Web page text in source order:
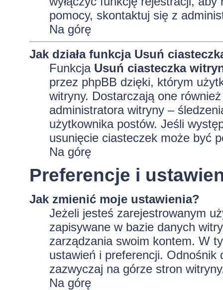
pomocy, skontaktuj się z
Na górę
Jak działa funkcja Usuń
Funkcja Usuń ciasteczka
przez phpBB dzięki, którym
witryny. Dostarczają one
administratora witryny –
użytkownika postów. Jeśli
usunięcie ciasteczek może być
Na górę
Preferencje i
Jak zmienić moje ustawienia?
Jeżeli jesteś zarejestrowanym
zapisywane w bazie danych
zarządzania swoim kontem. W
ustawień i preferencji.
zazwyczaj na górze stron
Na górę